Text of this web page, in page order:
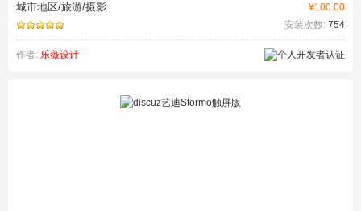
¥100.00
城市地区/旅游/摄影
安装次数: 754
作者: 乐薇设计